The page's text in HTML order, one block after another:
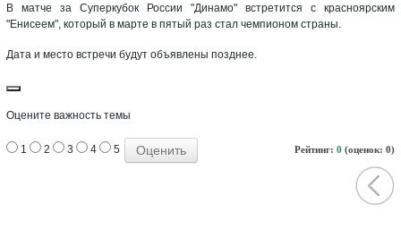
В матче за Суперкубок России "Динамо" встретится с красноярским
"Енисеем", который в марте в пятый раз стал чемпионом страны.
Дата и место встречи будут объявлены позднее.
Оцените важность темы
Рейтинг: 0 (оценок: 0)
1 2 3 4 5